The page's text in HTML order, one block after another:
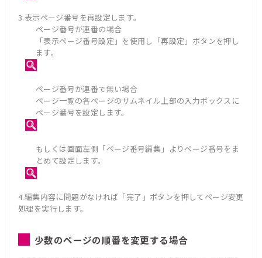
3.表示ページ番号を再設定します。
ページ番号が連番の場合
「表示ページ番号設定」を使用し「再設定」ボタンを押し
ます。
ページ番号が連番で無い場合
ページ一覧の各ページのサムネイル上部の入力ボックスに
ページ番号を設定します。
もしくは画面左側「ページ番号編集」よりページ番号をま
とめて設定します。
4.編集内容に問題がなければ「完了」ボタンを押してページ変更
処理を実行します。
少数のページの順番を変更する場合